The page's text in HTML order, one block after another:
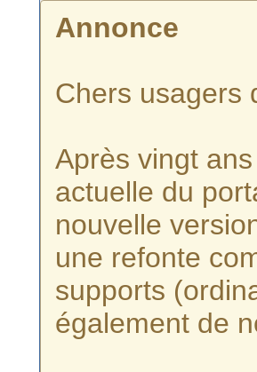
Annonce
Chers usagers
Après vingt
actuelle du
nouvelle
une refonte
supports
également de